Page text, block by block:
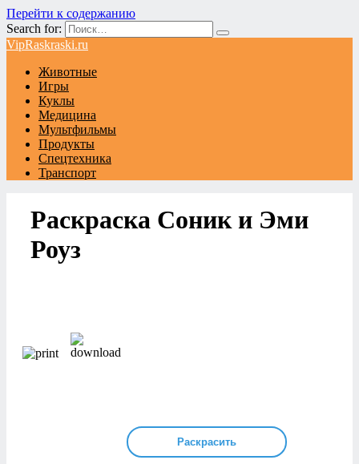
Перейти к содержанию
Search for:
VipRaskraski.ru
Животные
Игры
Куклы
Медицина
Мультфильмы
Продукты
Спецтехника
Транспорт
Раскраска Соник и Эми
Роуз
Раскрасить